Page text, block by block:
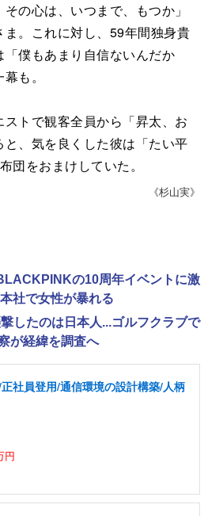
の心は、いつまで、もつか」
。これに対し、59年間独身貴
僕もあまり自信ないんだか
も。
トで観客全員から「昇太、お
、気を良くした彼は「たい平
団をおまけしていた。
《杉山実》
の10周年イベントに激
社で女性が暴れる
したのは日本人...ゴルフクラブで
が経緯を調査へ
社員登用/通信環境の設計構築/人柄
円